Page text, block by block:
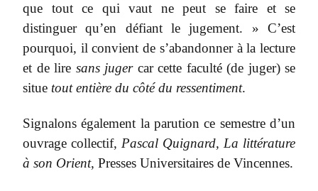
que tout ce qui vaut ne peut se faire et se
distinguer qu’en défiant le jugement. » C’est
pourquoi, il convient de s’abandonner à la lecture
et de lire sans jugercar cette faculté (de juger) se
situe tout entière du côté du ressentiment.
Signalons également la parution ce semestre d’un
ouvrage collectif, Pascal Quignard, La littérature
à son Orient, Presses Universitaires de Vincennes.